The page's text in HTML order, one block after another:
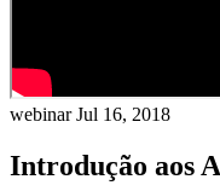
webinarJul 16, 2018
Introdução aos